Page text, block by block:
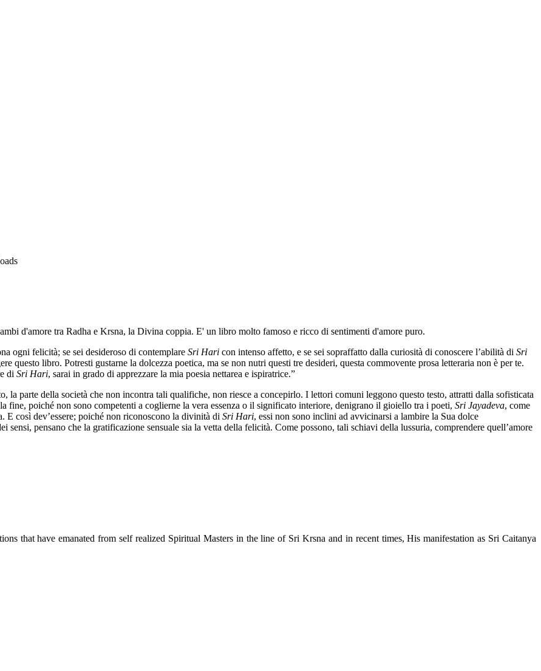
d'amore tra Radha e Krsna, la Divina coppia. E' un libro molto famoso e ricco di sentimenti d'amore puro.
ogni felicità; se sei desideroso di contemplare Sri Hari con intenso affetto, e se sei sopraffatto dalla curiosità di conoscere l’abilità di Sri
questo libro. Potresti gustarne la dolcezza poetica, ma se non nutri questi tre desideri, questa commovente prosa letteraria non è per te.
di Sri Hari, sarai in grado di apprezzare la mia poesia nettarea e ispiratrice.”
la parte della società che non incontra tali qualifiche, non riesce a concepirlo. I lettori comuni leggono questo testo, attratti dalla sofisticata
poiché non sono competenti a coglierne la vera essenza o il significato interiore, denigrano il gioiello tra i poeti, Sri Jayadeva, come
E così dev’essere; poiché non riconoscono la divinità di Sri Hari, essi non sono inclini ad avvicinarsi a lambire la Sua dolce
pensano che la gratificazione sensuale sia la vetta della felicità. Come possono, tali schiavi della lussuria, comprendere quell’amore
that have emanated from self realized Spiritual Masters in the line of Sri Krsna and in recent times, His manifestation as Sri Caitanya